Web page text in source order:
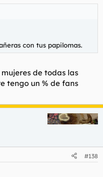
con tus papilomas.
de todas las
tengo un % de fans
#138